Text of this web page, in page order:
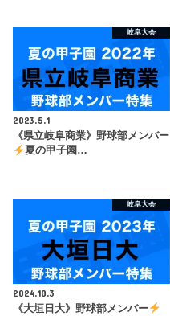
岐阜大会
2023.5.1
《県立岐阜商業》野球部メンバー
夏の甲子園…
岐阜大会
2024.10.3
《大垣日大》野球部メンバー